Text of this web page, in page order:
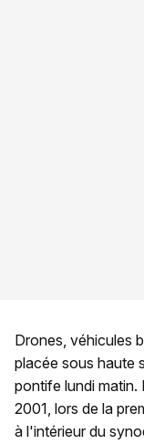
Drones, véhicules
placée sous haute
pontife lundi matin.
2001, lors de la
à l'intérieur du